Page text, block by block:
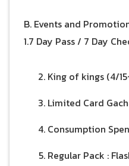
B. Events and
1.7 Day Pass / 7 Day
King of kings (4/
Limited Card
Consumption
Regular Pack :